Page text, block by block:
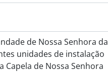
de Nossa Senhora da
unidades de instalação
de Nossa Senhora